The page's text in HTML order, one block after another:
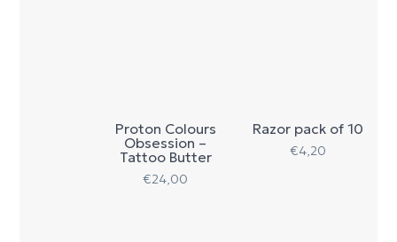
Proton Colours
Obsession –
Tattoo Butter
€24,00
Razor pack of 10
€4,20